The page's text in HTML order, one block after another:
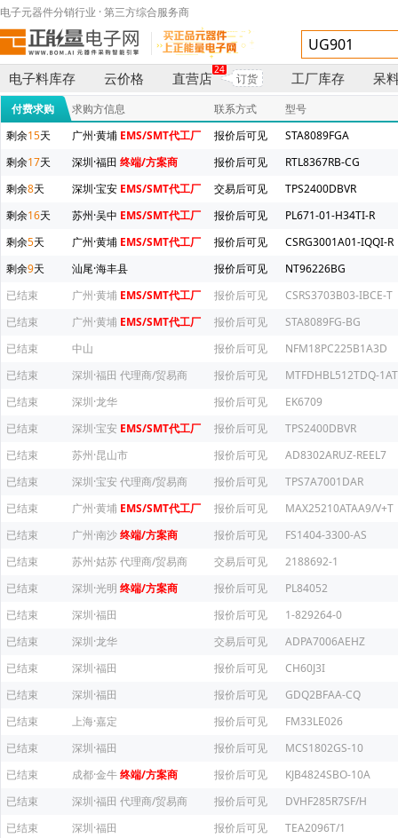
电子元器件分销行业 · 第三方综合服务商
电子料库存 云价格 直营店
24
订货 工厂库存 呆
付费求购 求购方信息 联系方式
型号
剩余15天 广州·黄埔 EMS/SMT代工厂 报价后可见
STA8089FGA
剩余17天 深圳·福田 终端/方案商 报价后可见
RTL8367RB-CG
剩余8天 深圳·宝安 EMS/SMT代工厂 交易后可见
TPS2400DBVR
剩余16天 苏州·吴中 EMS/SMT代工厂 报价后可见
PL671-01-H34TI-R
剩余5天 广州·黄埔 EMS/SMT代工厂 报价后可见
CSRG3001A01-IQQI-R
剩余9天 汕尾·海丰县 报价后可见
NT96226BG
已结束
广州·黄埔 EMS/SMT代工厂 报价后可见
CSRS3703B03-IBCE-T
已结束
广州·黄埔 EMS/SMT代工厂 报价后可见
STA8089FG-BG
已结束
中山 报价后可见
NFM18PC225B1A3D
已结束
深圳·福田 代理商/贸易商 报价后可见
MTFDHBL512TDQ-
已结束
深圳·龙华 报价后可见
EK6709
已结束
深圳·宝安 EMS/SMT代工厂 报价后可见
TPS2400DBVR
已结束
苏州·昆山市 报价后可见
AD8302ARUZ-REEL7
已结束
深圳·宝安 代理商/贸易商 报价后可见
TPS7A7001DAR
已结束
广州·黄埔 EMS/SMT代工厂 报价后可见
MAX25210ATAA9/V+T
已结束
广州·南沙终端/方案商 报价后可见
FS1404-3300-AS
已结束
苏州·姑苏代理商/贸易商 交易后可见
2188692-1
已结束
深圳·光明 终端/方案商 报价后可见
PL84052
已结束
深圳·福田 报价后可见
1-829264-0
已结束
深圳·龙华 交易后可见
ADPA7006AEHZ
已结束
深圳·福田 报价后可见
CH60J3I
已结束
深圳·福田 报价后可见
GDQ2BFAA-CQ
已结束
上海·嘉定 报价后可见
FM33LE026
已结束
深圳·福田 报价后可见
MCS1802GS-10
已结束
成都·金牛终端/方案商 报价后可见
KJB4824SBO-10A
已结束
深圳·福田 代理商/贸易商 报价后可见
DVHF285R7SF/H
已结束
深圳·福田 报价后可见
TEA2096T/1